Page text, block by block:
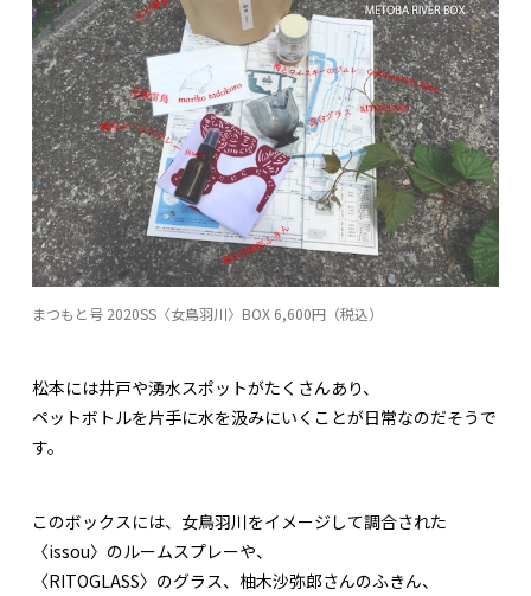
まつもと号 2020SS〈女鳥羽川〉BOX 6,600円（税込）
松本には井戸や湧水スポットがたくさんあり、
ペットボトルを片手に水を汲みにいくことが日常なのだそうで
す。
このボックスには、女鳥羽川をイメージして調合された
〈issou〉のルームスプレーや、
〈RITOGLASS〉のグラス、柚木沙弥郎さんのふきん、